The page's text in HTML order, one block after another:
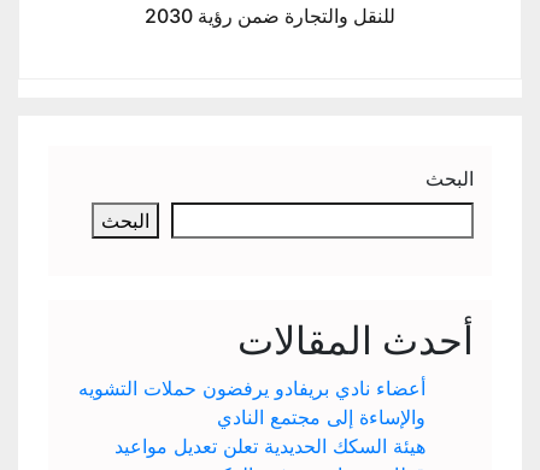
للنقل والتجارة ضمن رؤية 2030
البحث
البحث
أحدث المقالات
أعضاء نادي بريفادو يرفضون حملات التشويه
والإساءة إلى مجتمع النادي
هيئة السكك الحديدية تعلن تعديل مواعيد